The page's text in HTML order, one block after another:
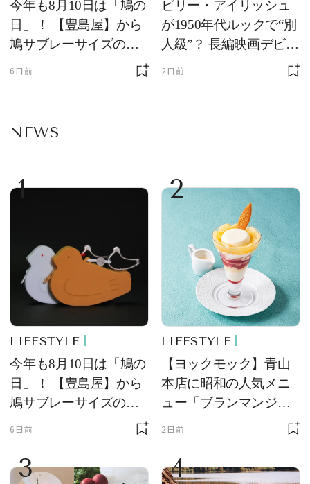
今年も8月10日は「鳩の
日」！ 【豊島屋】から
鳩サブレーサイズのポ
ーチ「はとっこ」を限
6日前
ビリー・アイリッシュ
が1950年代ルックで“別
人級”？ 長編映画デビュ
ー作の現場写真に反響
2日前
NEWS
1
LIFESTYLE
今年も8月10日は「鳩の
日」！ 【豊島屋】から
鳩サブレーサイズのポ
ーチ「はとっこ」を限
6日前
2
LIFESTYLE
【ヨックモック】青山
本店に昭和の人気メニ
ュー「ブランマンジ
ェ」「ダックワーズ」
華やかなデザートとし
て登場
2日前
3 4